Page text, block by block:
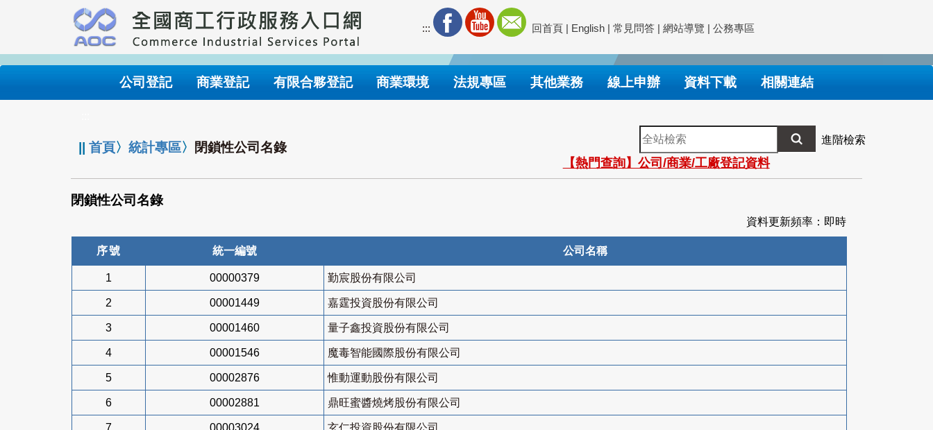
要
內
::: 回首頁 | English | 常見問答 | 網站導覽 | 公務專區
公司登記 商業登記 有限合夥登記 商業環境 法規專區 其他業務 線上申辦 資料下載 相關連結
||首頁〉統計專區〉 閉鎖性公司名錄
全
站
檢
索
進階檢索
【熱門查詢】公司/商業/工廠登記資料
閉鎖性公司名錄
資料更新頻率：即時
序號 統一編號 公司名稱
1 00000379 勤宸股份有限公司
2 00001449 嘉霆投資股份有限公司
3 00001460 量子鑫投資股份有限公司
4 00001546 魔毒智能國際股份有限公司
5 00002876 惟動運動股份有限公司
6 00002881 鼎旺蜜醬燒烤股份有限公司